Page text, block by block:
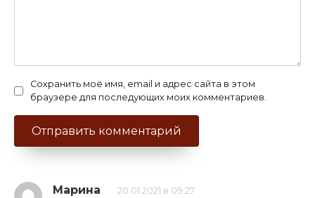
Сохранить моё имя, email и адрес сайта в этом
браузере для последующих моих комментариев.
Марина 20.01.2021 в 09:27